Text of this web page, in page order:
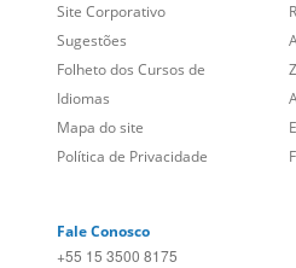
Sugestões
Folheto dos Cursos de
Idiomas
Mapa do site
Política de Privacidade
+55 15 3500 8175